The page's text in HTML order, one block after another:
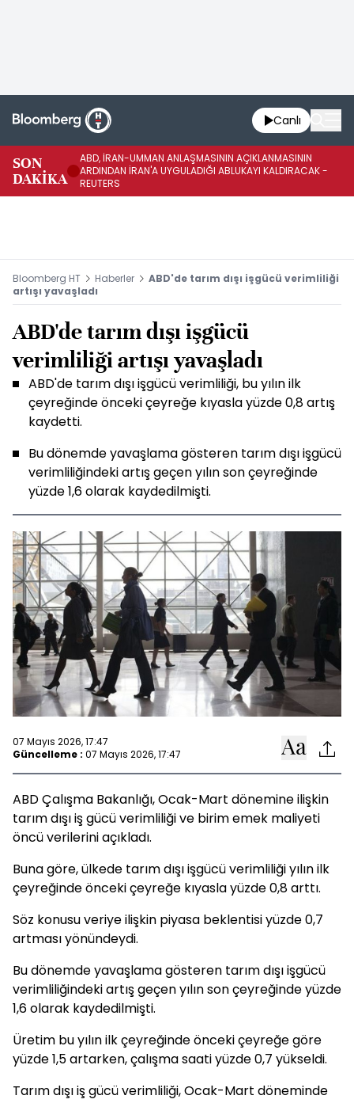
Canlı
SON
DAKİKA
ABD, İRAN-UMMAN ANLAŞMASININ AÇIKLANMASININ
ARDINDAN İRAN'A UYGULADIĞI ABLUKAYI KALDIRACAK -
REUTERS
Bloomberg HT Haberler
ABD'de tarım dışı işgücü verimliliği
artışı yavaşladı
ABD'de tarım dışı işgücü
verimliliği artışı yavaşladı
ABD'de tarım dışı işgücü verimliliği, bu yılın ilk
çeyreğinde önceki çeyreğe kıyasla yüzde 0,8 artış
kaydetti.
Bu dönemde yavaşlama gösteren tarım dışı işgücü
verimliliğindeki artış geçen yılın son çeyreğinde
yüzde 1,6 olarak kaydedilmişti.
07 Mayıs 2026, 17:47
Güncelleme : 07 Mayıs 2026, 17:47
ABD Çalışma Bakanlığı, Ocak-Mart dönemine ilişkin
tarım dışı iş gücü verimliliği ve birim emek maliyeti
öncü verilerini açıkladı.
Buna göre, ülkede tarım dışı işgücü verimliliği yılın ilk
çeyreğinde önceki çeyreğe kıyasla yüzde 0,8 arttı.
Söz konusu veriye ilişkin piyasa beklentisi yüzde 0,7
artması yönündeydi.
Bu dönemde yavaşlama gösteren tarım dışı işgücü
verimliliğindeki artış geçen yılın son çeyreğinde yüzde
1,6 olarak kaydedilmişti.
Üretim bu yılın ilk çeyreğinde önceki çeyreğe göre
yüzde 1,5 artarken, çalışma saati yüzde 0,7 yükseldi.
Tarım dışı iş gücü verimliliği, Ocak-Mart döneminde